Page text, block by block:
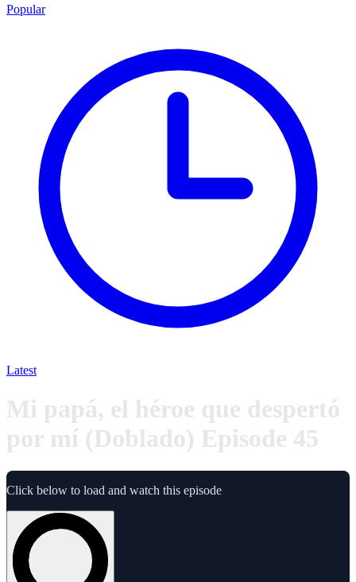
Popular
Latest
Mi papá, el héroe que despertó
por mí (Doblado) Episode 45
Click below to load and watch this episode